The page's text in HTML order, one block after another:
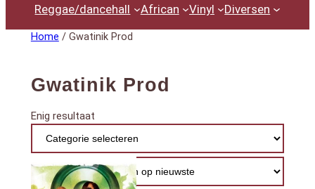
Reggae/dancehall
African Vinyl Diversen
Home / Gwatinik Prod
Gwatinik Prod
Enig resultaat